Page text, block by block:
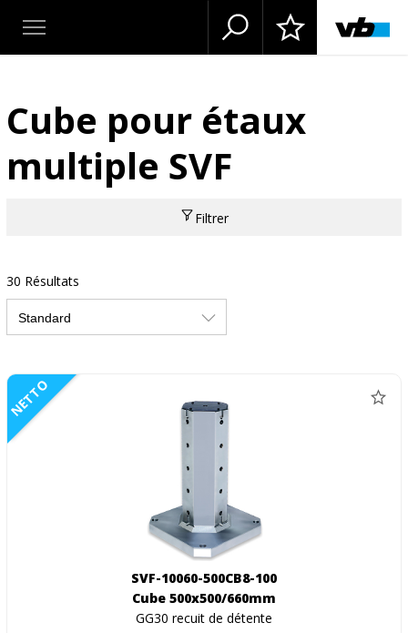
Cube pour étaux
multiple SVF
Filtrer
30 Résultats
NETTO
SVF-10060-500CB8-100
Cube 500x500/660mm
GG30 recuit de détente